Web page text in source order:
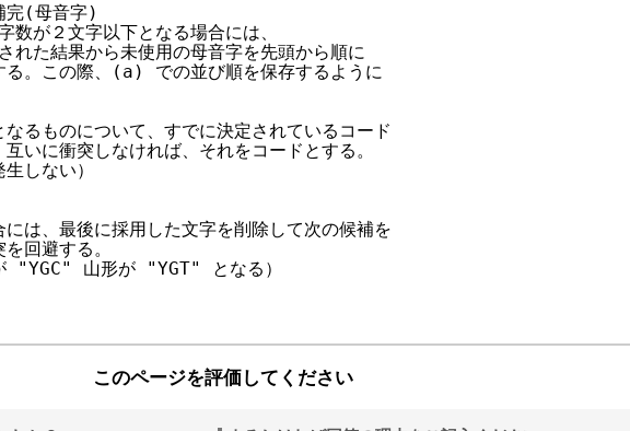
(母音字)
が２文字以下となる場合には、
た結果から未使用の母音字を先頭から順に
。この際、(a) での並び順を保存するように
るものについて、すでに決定されているコード
に衝突しなければ、それをコードとする。
しない）
は、最後に採用した文字を削除して次の候補を
回避する。
"YGC" 山形が "YGT" となる）
このページを評価してください